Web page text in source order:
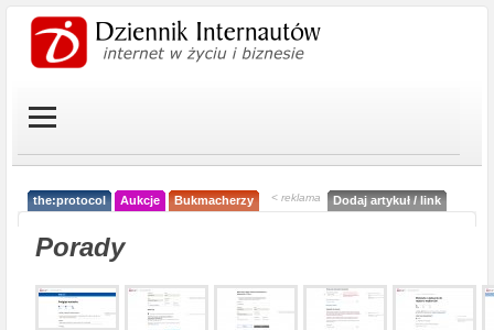
the:protocol Aukcje Bukmacherzy < reklama Dodaj artykuł / link
Porady